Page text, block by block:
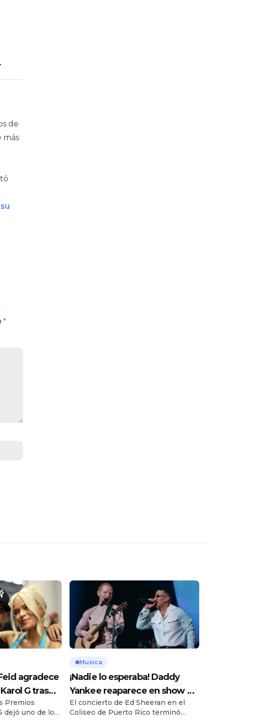
de
más
*
agradece
G tras
Nuestra
Premios
dejó uno de los
Musica
¡Nadie lo esperaba! Daddy
Yankee reaparece en show de
Ed Sheeran en Puerto Rico
El concierto de Ed Sheeran en el
Coliseo de Puerto Rico terminó